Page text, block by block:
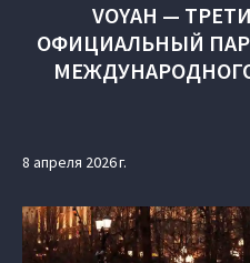
VOYAH —
ОФИЦИАЛЬНЫЙ
8 апреля 2026 г.